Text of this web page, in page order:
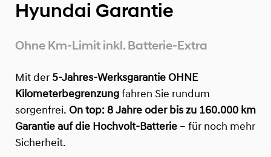
Hyundai Garantie
Ohne Km-Limit inkl. Batterie-Extra
Mit der 5-Jahres-Werksgarantie OHNE
Kilometerbegrenzung fahren Sie rundum
sorgenfrei. On top: 8 Jahre oder bis zu 160.000 km
Garantie auf die Hochvolt-Batterie – für noch mehr
Sicherheit.